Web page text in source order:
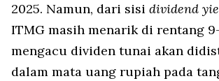
2025. Namun, dari sisi dividend
ITMG masih menarik di rentang
mengacu dividen tunai akan
dalam mata uang rupiah pada